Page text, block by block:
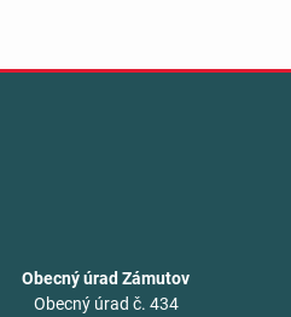
Obecný úrad Zámutov
Obecný úrad č. 434